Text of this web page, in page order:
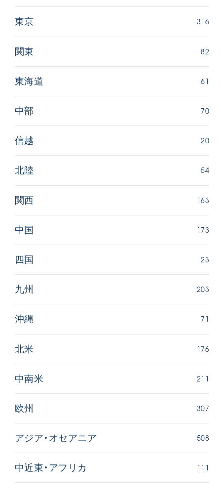
東京 316
関東 82
東海道 61
中部 70
信越 20
北陸 54
関西 163
中国 173
四国 23
九州 203
沖縄 71
北米 176
中南米 211
欧州 307
アジア・オセアニア 508
中近東・アフリカ 111